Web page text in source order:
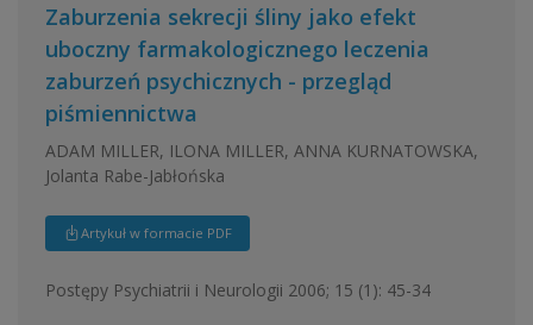
Zaburzenia sekrecji śliny jako efekt
uboczny farmakologicznego leczenia
zaburzeń psychicznych - przegląd
piśmiennictwa
ADAM MILLER, ILONA MILLER, ANNA KURNATOWSKA,
Jolanta Rabe-Jabłońska
Artykuł w formacie PDF
Postępy Psychiatrii i Neurologii 2006; 15 (1): 45-34